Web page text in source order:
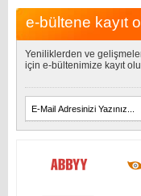
e-bültene kayıt
Yeniliklerden ve
için e-bültenimize kayıt